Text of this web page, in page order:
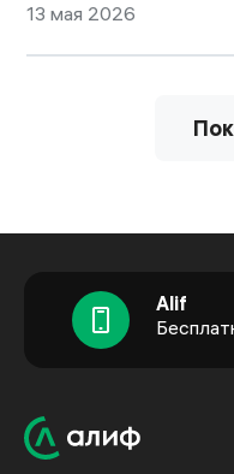
13 мая 2026
Alif